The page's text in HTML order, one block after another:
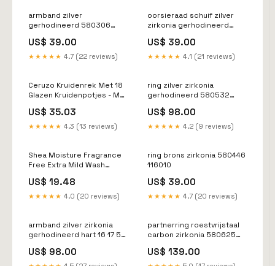
armband zilver
gerhodineerd 580306
US$ 39.00
★★★★★ 4.7 (22 reviews)
oorsieraad schuif zilver
zirkonia gerhodineerd
US$ 39.00
★★★★★ 4.1 (21 reviews)
Ceruzo Kruidenrek Met 18
Glazen Kruidenpotjes - Met
Knoopcelbatterijen
US$ 35.03
★★★★★ 4.3 (13 reviews)
ring zilver zirkonia
gerhodineerd 580532
US$ 98.00
★★★★★ 4.2 (9 reviews)
Shea Moisture Fragrance
Free Extra Mild Wash
US$ 19.48
★★★★★ 4.0 (20 reviews)
ring brons zirkonia 580446
116010
US$ 39.00
★★★★★ 4.7 (20 reviews)
armband zilver zirkonia
gerhodineerd hart 16 17 5
cm
US$ 98.00
partnerring roestvrijstaal
carbon zirkonia 580625
US$ 139.00